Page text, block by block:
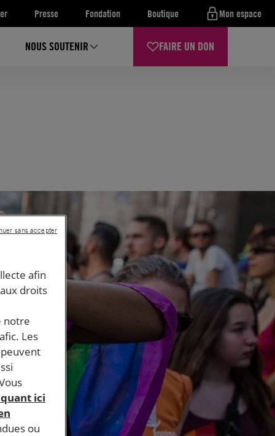
Presse Fondation Boutique Mon espace
NOUS SOUTENIR FAIRE UN DON
afin
droits
notre
Les
ici
ou
sans accepter